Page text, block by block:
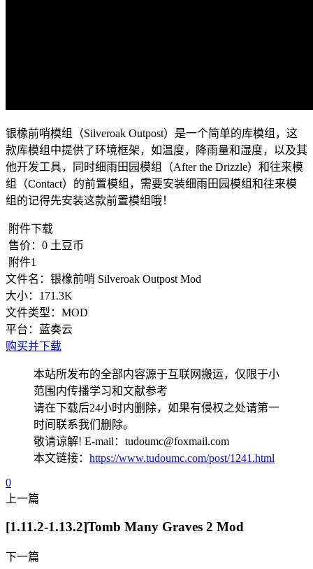
银橡前哨模组（Silveroak Outpost）是一个简单的库模组，这
款库模组中提供了环境框架，如温度，降雨量和湿度，以及其
他开发工具，同时细雨田园模组（After the Drizzle）和往来模
组（Contact）的前置模组，需要安装细雨田园模组和往来模
组的记得先安装这款前置模组哦！
附件下载
售价： 0 土豆币
附件1
文件名： 银橡前哨 Silveroak Outpost Mod
大小： 171.3K
文件类型： MOD
平台：
蓝奏云
购买并下载
本站所发布的全部内容源于互联网搬运，仅限于小
范围内传播学习和文献参考
请在下载后24小时内删除，如果有侵权之处请第一
时间联系我们删除。
敬请谅解! E-mail：tudoumc@foxmail.com
本文链接： https://www.tudoumc.com/post/1241.html
0
上一篇
[1.11.2-1.13.2]Tomb Many Graves 2 Mod
下一篇